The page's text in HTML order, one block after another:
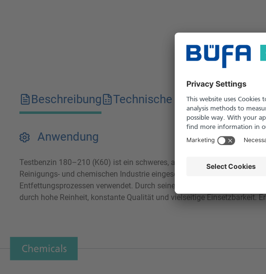
Beschreibung Technische Merkmale
Anwendung
Testbenzin 180–210 (K60) ist ein schweres, aromatenarmes
Reinigungs- und chemischen Industrie eingesetzt. Das Produkt bietet
Entfettungsprozessen verwendet. Durch seine geringe Flüchtigkeit
durch hohe Reinheit, konstante Qualität und vielseitige Einsetzbarkeit.